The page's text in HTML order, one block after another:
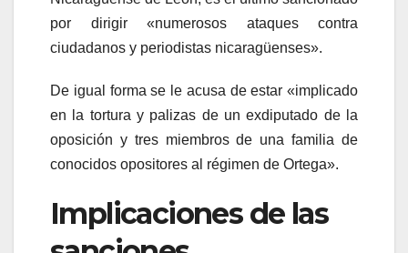
por dirigir «numerosos ataques contra
ciudadanos y periodistas nicaragüenses».
De igual forma se le acusa de estar «implicado
en la tortura y palizas de un exdiputado de la
oposición y tres miembros de una familia de
conocidos opositores al régimen de Ortega».
Implicaciones de las